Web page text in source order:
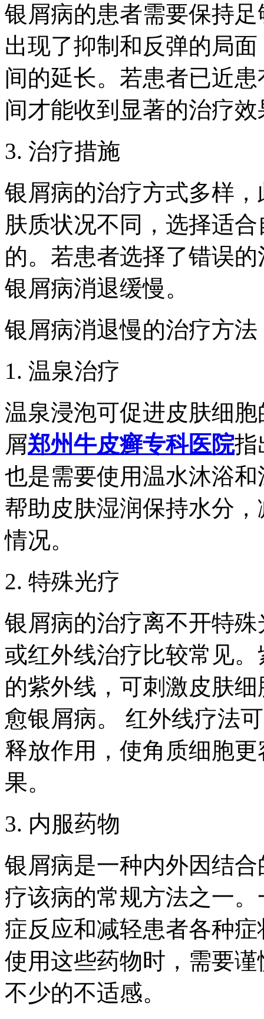
银屑病的患者需要保持
出现了抑制和反弹的局
间的延长。若患者已近
间才能收到显著的治疗效
3. 治疗措施
银屑病的治疗方式多样
肤质状况不同，选择适
的。若患者选择了错误
银屑病消退缓慢。
银屑病消退慢的治疗方法
1. 温泉治疗
温泉浸泡可促进皮肤细
屑郑州牛皮癣专科医院指
也是需要使用温水沐浴
帮助皮肤湿润保持水分
情况。
2. 特殊光疗
银屑病的治疗离不开特
或红外线治疗比较常见
的紫外线，可刺激皮肤
愈银屑病。 红外线疗法
释放作用，使角质细胞
果。
3. 内服药物
银屑病是一种内外因结
疗该病的常规方法之一
症反应和减轻患者各种
使用这些药物时，需要
不少的不适感。